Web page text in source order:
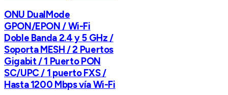
ONU DualMode
GPON/EPON / Wi-Fi
Doble Banda 2.4 y 5 GHz /
Soporta MESH / 2 Puertos
Gigabit / 1 Puerto PON
SC/UPC / 1 puerto FXS /
Hasta 1200 Mbps vía Wi-Fi